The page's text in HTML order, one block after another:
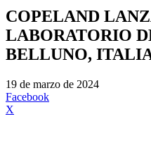
COPELAND
LABORATORIO
BELLUNO,
19 de marzo de 2024
Facebook
X